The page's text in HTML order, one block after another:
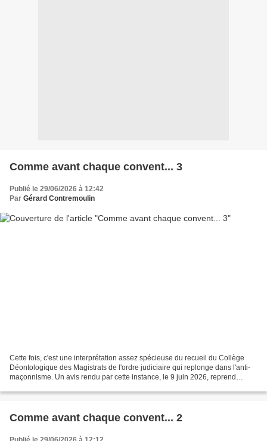
Comme avant chaque convent... 3
Publié le 29/06/2026 à 12:42
Par Gérard Contremoulin
Cette fois, c'est une interprétation assez spécieuse du recueil du Collège
Déontologique des Magistrats de l'ordre judiciaire qui replonge dans l'anti-
maçonnisme. Un avis rendu par cette instance, le 9 juin 2026, reprend
Comme avant chaque convent... 2